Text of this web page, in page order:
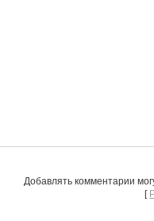
Добавлять комментарии
[